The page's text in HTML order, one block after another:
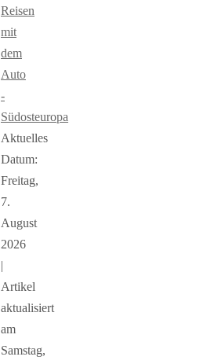
Reisen
mit
dem
Auto
-
Südosteuropa
Aktuelles
Datum:
Freitag,
7.
August
2026
|
Artikel
aktualisiert
am
Samstag,